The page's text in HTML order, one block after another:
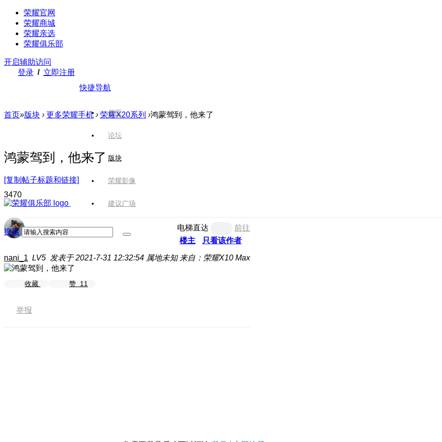
荣耀官网
荣耀商城
荣耀亲选
荣耀俱乐部
开启辅助访问
登录 / 立即注册
快捷导航
首页
论坛
版块
荣耀影像
建议广场
搜索
首页»版块 › 更多荣耀手机 › 荣耀X20系列 ›鸿蒙驾到，他来了
鸿蒙驾到，他来了
[复制帖子标题和链接]
3470
电梯直达
前往
楼主
只看该作者
nani_1 LV5 发表于 2021-7-31 12:32:54 属地未知 来自：荣耀X10 Max
收藏 赞 11
举报